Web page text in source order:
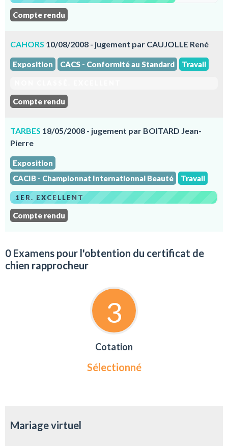
Compte rendu
CAHORS 10/08/2008 - jugement par CAUJOLLE René
Exposition CACS - Conformité au Standard Travail
Compte rendu
TARBES 18/05/2008 - jugement par BOITARD Jean-
Pierre
Exposition
CACIB - Championnat Internationnal Beauté
Travail
1ER. EXCELLENT
Compte rendu
0 Examens pour l'obtention du certificat de
chien rapprocheur
3
Cotation
Sélectionné
Mariage virtuel